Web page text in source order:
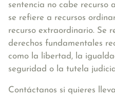
sentencia no cabe recurso
se refiere a recursos
recurso extraordinario. Se
derechos fundamentales
como la libertad, la
seguridad o la tutela
Contáctanos si quieres